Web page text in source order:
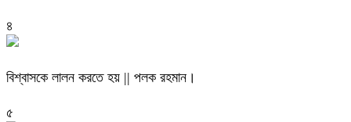
৪
বিশ্বাসকে লালন করতে হয় || পলক রহমান।
৫